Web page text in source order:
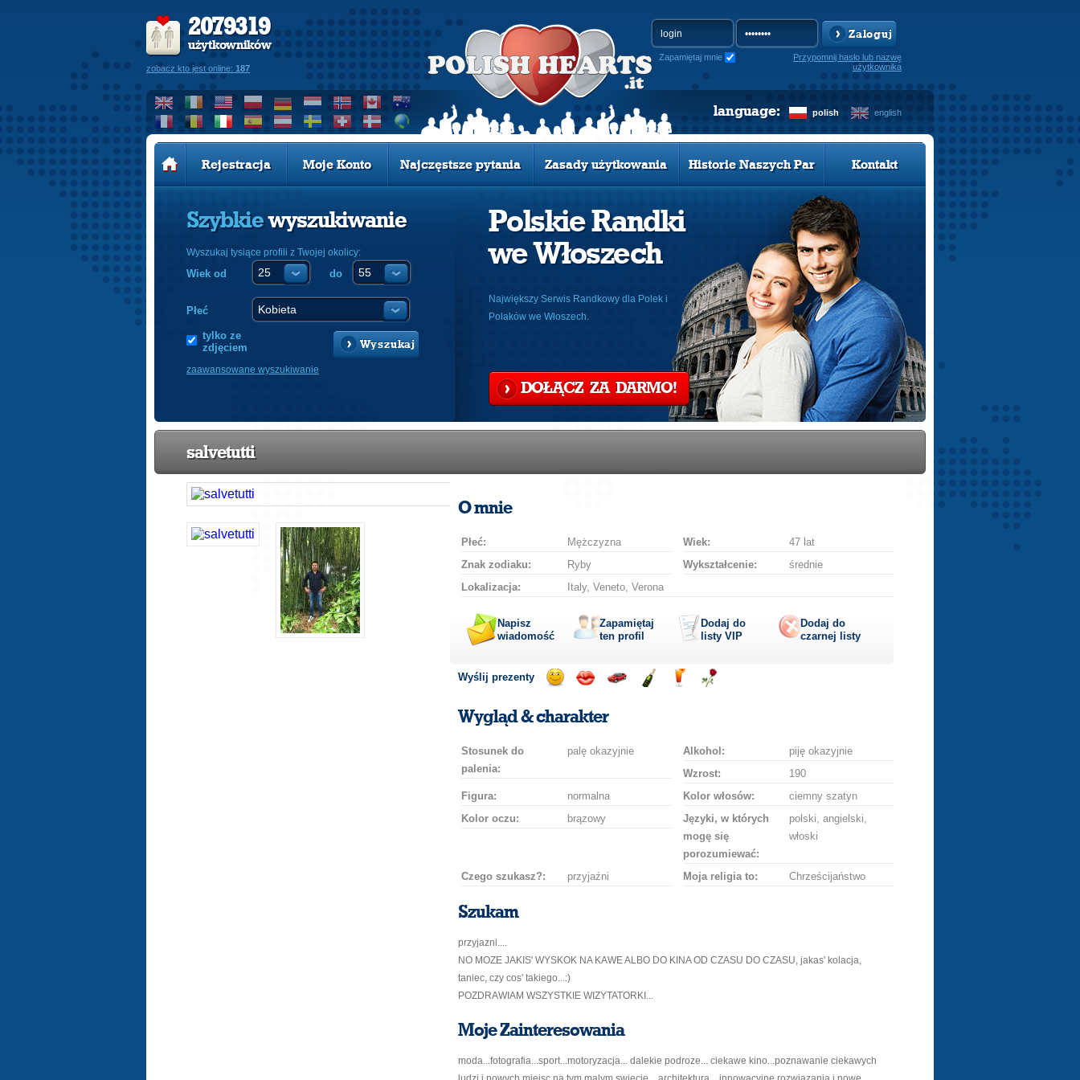
2079319
użytkowników
zobacz kto jest online: 187
Zaloguj
Zapamiętaj mnie
Przypomnij hasło lub nazwę
użytkownika
polish english
language:
Rejestracja Moje Konto Najczęstsze pytania Zasady użytkowania Historie Naszych Par Kontakt
Szybkiewyszukiwanie
Wyszukaj tysiące profili z Twojej okolicy:
Wiek od do
Płeć
tylko ze
zdjęciem
Wyszukaj
zaawansowane wyszukiwanie
Polskie Randki
we Włoszech
Największy Serwis Randkowy dla Polek i
Polaków we Włoszech.
DOŁĄCZ ZA DARMO!
salvetutti
O mnie
Płeć: Mężczyzna Wiek:
47 lat
Znak zodiaku:
Ryby Wykształcenie:
średnie
Lokalizacja:
Italy, Veneto, Verona
Napisz
wiadomość
Zapamiętaj
ten profil
Dodaj do
listy VIP
Dodaj do
czarnej listy
Wyślij prezenty
uśmiechbuziaka
Wygląd & charakter
Stosunek do
palenia:
palę okazyjnie Alkohol:
piję okazyjnie
Wzrost:
190
Figura:
normalna Kolor włosów:
ciemny szatyn
Kolor oczu:
brązowy
Języki, w których
mogę się
porozumiewać:
polski, angielski,
włoski
Czego szukasz?: przyjaźni Moja religia to: Chrześcijaństwo
Szukam
przyjazni....
NO MOZE JAKIS' WYSKOK NA KAWE ALBO DO KINA OD CZASU DO CZASU, jakas' kolacja,
taniec, czy cos' takiego...:)
POZDRAWIAM WSZYSTKIE WIZYTATORKI...
Moje Zainteresowania
moda...fotografia...sport...motoryzacja... dalekie podroze... ciekawe kino...poznawanie ciekawych